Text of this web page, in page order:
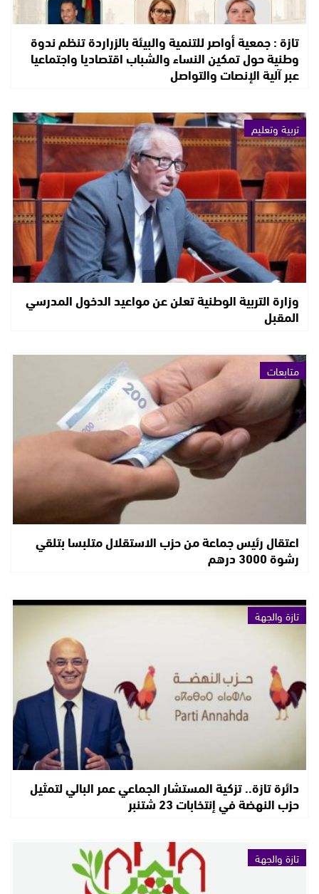
تازة : جمعية أواصر للتنمية والبيئة بالزراردة تنظم ندوة
وطنية حول تمكين النساء والشباب اقتصاديا واجتماعيا
عبر آلية الإنصات والتواصل
تربية وتعليم
وزارة التربية الوطنية تعلن عن مواعيد الدخول المدرسي
المقبل
متابعات
اعتقال رئيس جماعة من حزب الاستقلال متلبسا بتلقي
رشوة 3000 درهم
تازة والجهة
دائرة تازة.. تزكية المستشار الجماعي عمر البالي لتمثيل
حزب النهضة في إنتخابات 23 شتنبر
تازة والجهة